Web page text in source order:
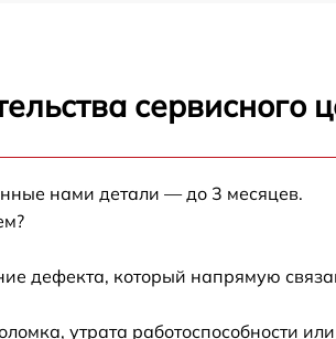
сервисного
нами детали — до 3 месяцев.
дефекта, который напрямую
утрата работоспособности